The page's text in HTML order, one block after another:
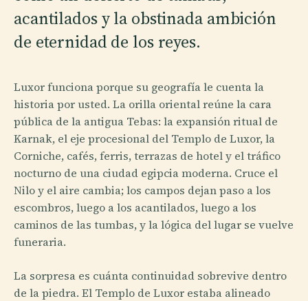
acantilados y la obstinada ambición
de eternidad de los reyes.
Luxor funciona porque su geografía le cuenta la
historia por usted. La orilla oriental reúne la cara
pública de la antigua Tebas: la expansión ritual de
Karnak, el eje procesional del Templo de Luxor, la
Corniche, cafés, ferris, terrazas de hotel y el tráfico
nocturno de una ciudad egipcia moderna. Cruce el
Nilo y el aire cambia; los campos dejan paso a los
escombros, luego a los acantilados, luego a los
caminos de las tumbas, y la lógica del lugar se vuelve
funeraria.
La sorpresa es cuánta continuidad sobrevive dentro
de la piedra. El Templo de Luxor estaba alineado